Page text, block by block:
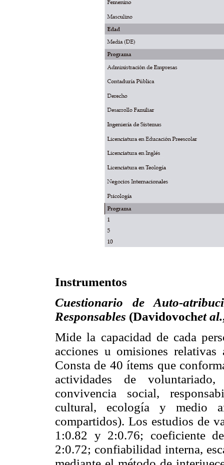
Instrumentos
Cuestionario de Auto-
Responsables (Davidovochet al.
Mide la capacidad de cada
acciones u omisiones
Consta de 40 ítems que
actividades de
convivencia social,
cultural, ecología y medio
compartidos). Los estudios de
1:0.82 y 2:0.76; coeficiente
2:0.72; confiabilidad interna,